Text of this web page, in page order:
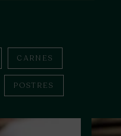
CARNES
POSTRES